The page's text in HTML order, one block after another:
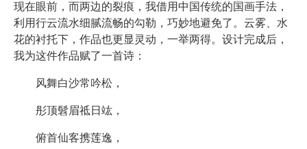
现在眼前，而两边的裂痕，我借用中国传统的国画手法，
利用行云流水细腻流畅的勾勒，巧妙地避免了。云雾、水
花的衬托下，作品也更显灵动，一举两得。设计完成后，
我为这件作品赋了一首诗：
风舞白沙常吟松，
彤顶髫眉祗日竑，
俯首仙客携莲逸，